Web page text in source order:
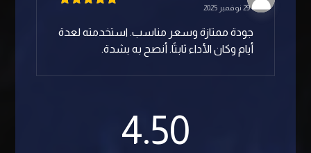
29 نوفمبر 2025
جودة ممتازة وسعر مناسب. استخدمته لعدة
أيام وكان الأداء ثابتًا. أنصح به بشدة.
4.50